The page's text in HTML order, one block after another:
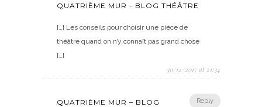
QUATRIÈME MUR - BLOG THÉÂTRE
[…] Les conseils pour choisir une pièce de
théâtre quand on n’y connaît pas grand chose
[…]
30/12/2017 at 21:34
Reply
QUATRIÈME MUR – BLOG